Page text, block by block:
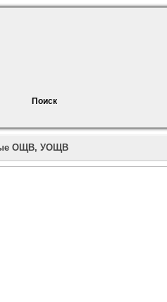
Поиск
ОЩВ, УОЩВ